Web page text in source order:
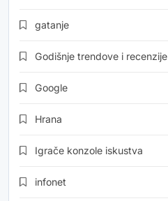
gatanje
Godišnje trendove i recenzije
Google
Hrana
Igrače konzole iskustva
infonet